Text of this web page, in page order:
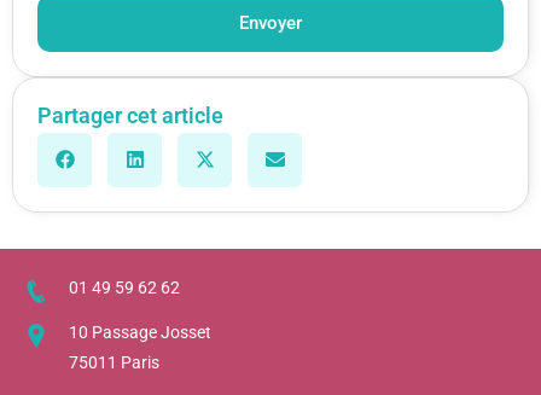
Envoyer
Partager cet article
01 49 59 62 62
10 Passage Josset
75011 Paris